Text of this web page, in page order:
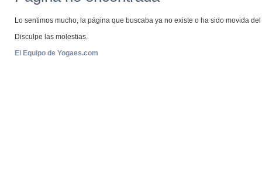
Lo sentimos mucho, la página que buscaba ya no existe o ha sido movida del
Disculpe las molestias.
El Equipo de Yogaes.com